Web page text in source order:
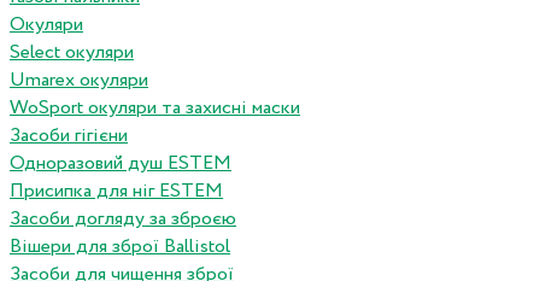
Окуляри
Select окуляри
Umarex окуляри
WoSport окуляри та захисні маски
Засоби гігієни
Одноразовий душ ESTEM
Присипка для ніг ESTEM
Засоби догляду за зброєю
Вішери для зброї Ballistol
Засоби для чищення зброї